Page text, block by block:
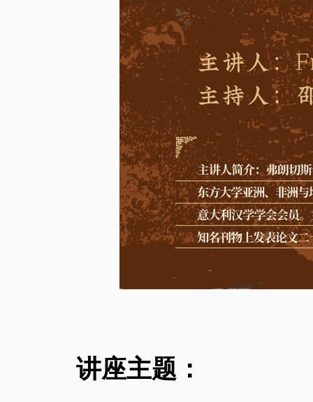
讲座主题：